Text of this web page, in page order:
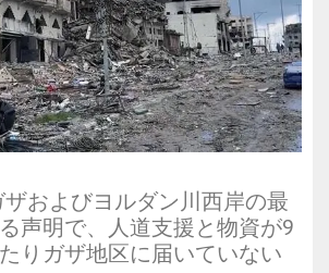
ザおよびヨルダン川西岸の最
声明で、人道支援と物資が9
りガザ地区に届いていない